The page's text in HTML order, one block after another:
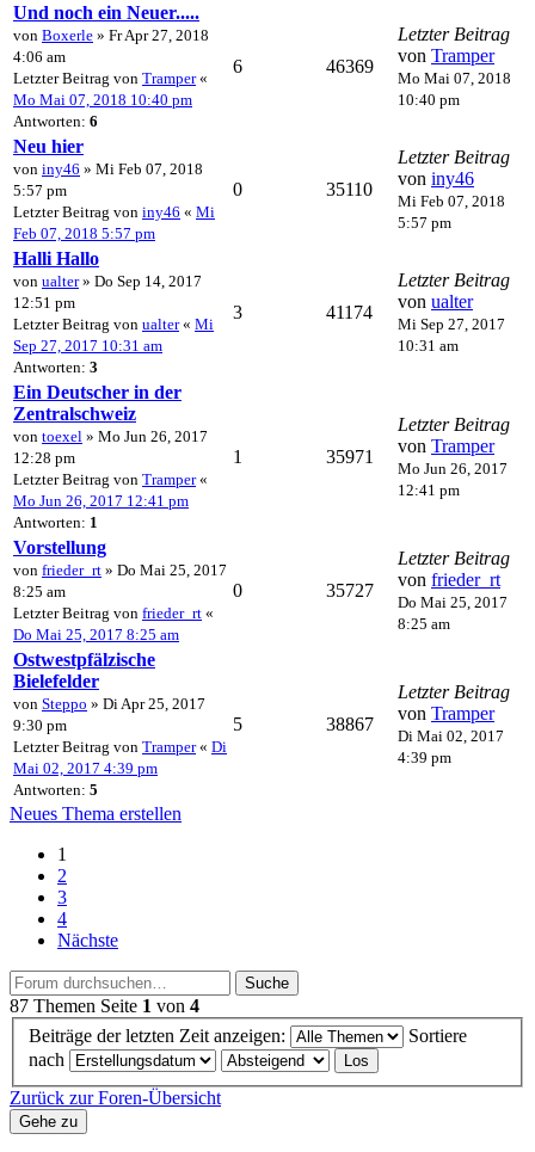
Und noch ein Neuer.....
von Boxerle » Fr Apr 27, 2018
4:06 am
Letzter Beitrag von Tramper«
Mo Mai 07, 2018 10:40 pm
Antworten: 6
6 46369
Letzter Beitrag
von Tramper
Mo Mai 07, 2018
10:40 pm
Neu hier
von iny46 » Mi Feb 07, 2018
5:57 pm
Letzter Beitrag von iny46 « Mi
Feb 07, 2018 5:57 pm
0 35110
Letzter Beitrag
von iny46
Mi Feb 07, 2018
5:57 pm
Halli Hallo
von ualter» Do Sep 14, 2017
12:51 pm
Letzter Beitrag von ualter« Mi
Sep 27, 2017 10:31 am
Antworten: 3
3 41174
Letzter Beitrag
von ualter
Mi Sep 27, 2017
10:31 am
Ein Deutscher in der
Zentralschweiz
von toexel » Mo Jun 26, 2017
12:28 pm
Letzter Beitrag von Tramper«
Mo Jun 26, 2017 12:41 pm
Antworten: 1
1 35971
Letzter Beitrag
von Tramper
Mo Jun 26, 2017
12:41 pm
Vorstellung
von frieder_rt » Do Mai 25, 2017
8:25 am
Letzter Beitrag von frieder_rt «
Do Mai 25, 2017 8:25 am
0 35727
Letzter Beitrag
von frieder_rt
Do Mai 25, 2017
8:25 am
Ostwestpfälzische
Bielefelder
von Steppo » Di Apr 25, 2017
9:30 pm
Letzter Beitrag von Tramper« Di
Mai 02, 2017 4:39 pm
Antworten: 5
5 38867
Letzter Beitrag
von Tramper
Di Mai 02, 2017
4:39 pm
Neues Thema erstellen
1
2
3
4
Nächste
Suche
87 Themen Seite 1 von 4
Beiträge der letzten Zeit anzeigen:
Sortiere
nach
Zurück zur Foren-Übersicht
Gehe zu